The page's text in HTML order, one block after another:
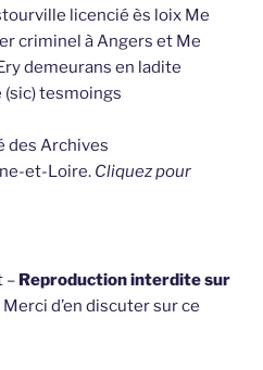
licencié ès loix Me
criminel à Angers et Me
demeurans en ladite
(sic) tesmoings
des Archives
et-Loire. Cliquez pour
– Reproduction interdite sur
Merci d’en discuter sur ce